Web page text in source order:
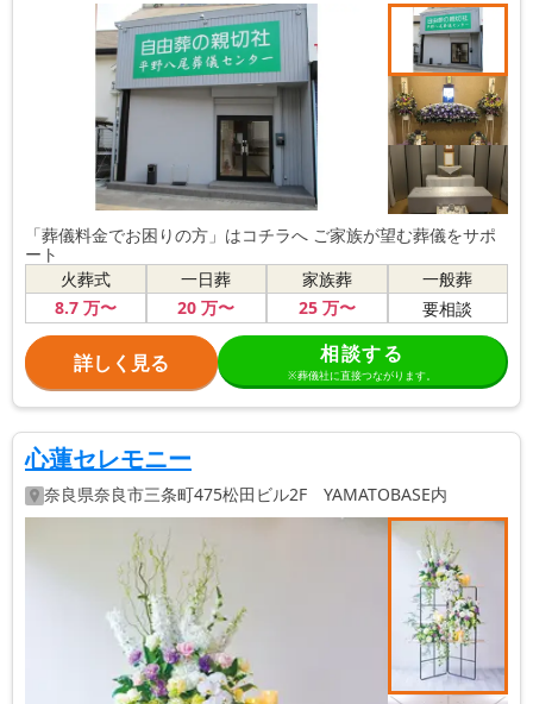
「葬儀料金でお困りの方」はコチラへ ご家族が望む葬儀をサポ
ート
火葬式
8.7万〜
一日葬
20 万〜
家族葬
25万〜
一般葬
要相談
詳しく見る 相談する
※葬儀社に直接つながります。
心蓮セレモニー
奈良県奈良市三条町475松田ビル2F YAMATOBASE内